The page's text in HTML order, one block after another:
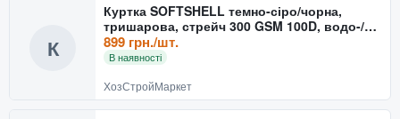
К
Куртка SOFTSHELL темно-сіро/чорна,
тришарова, стрейч 300 GSM 100D, водо-/
вітрозахист, 96% поліе
899 грн./шт.
В наявності
ХозСтройМаркет